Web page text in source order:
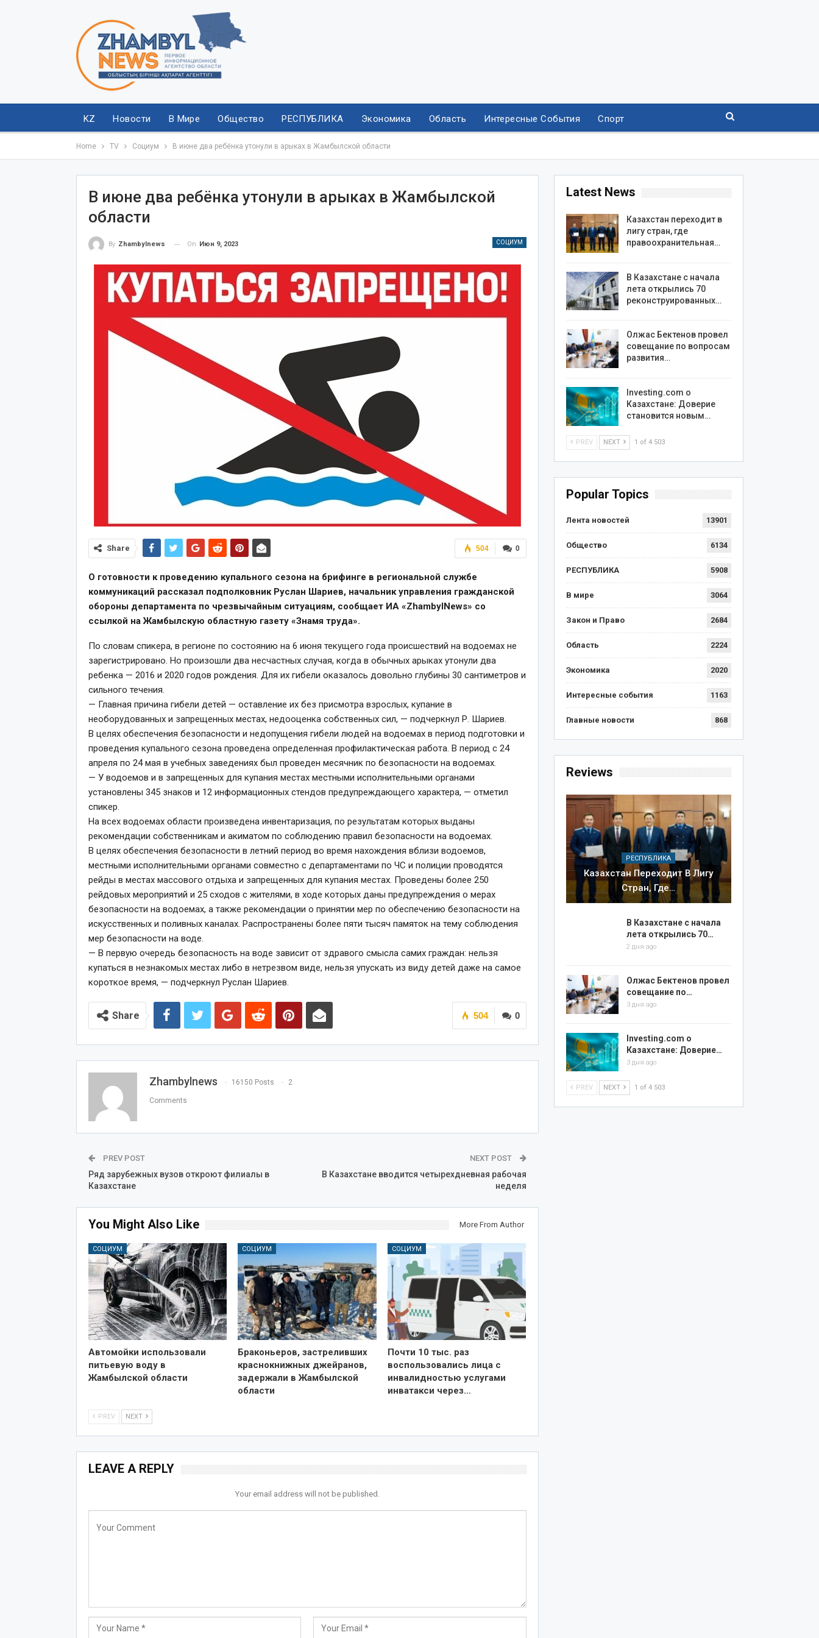
KZ Новости В Мире Общество РЕСПУБЛИКА Экономика Область Интересные События Спорт
Home TV Социум В июне два ребёнка утонули в арыках в Жамбылской области
В июне два ребёнка утонули в арыках в Жамбылской
области
СОЦИУМ
By Zhambylnews On Июн 9, 2023
0
504
Share
О готовности к проведению купального сезона на брифинге в региональной службе
коммуникаций рассказал подполковник Руслан Шариев, начальник управления гражданской
обороны департамента по чрезвычайным ситуациям, сообщает ИА «ZhambylNews» со
ссылкой на Жамбылскую областную газету «Знамя труда».
По словам спикера, в регионе по состоянию на 6 июня текущего года происшествий на водоемах не
зарегистрировано. Но произошли два несчастных случая, когда в обычных арыках утонули два
ребенка — 2016 и 2020 годов рождения. Для их гибели оказалось довольно глубины 30 сантиметров и
сильного течения.
— Главная причина гибели детей — оставление их без присмотра взрослых, купание в
необорудованных и запрещенных местах, недооценка собственных сил, — подчеркнул Р. Шариев.
В целях обеспечения безопасности и недопущения гибели людей на водоемах в период подготовки и
проведения купального сезона проведена определенная профилактическая работа. В период с 24
апреля по 24 мая в учебных заведениях был проведен месячник по безопасности на водоемах.
— У водоемов и в запрещенных для купания местах местными исполнительными органами
установлены 345 знаков и 12 информационных стендов предупреждающего характера, — отметил
спикер.
На всех водоемах области произведена инвентаризация, по результатам которых выданы
рекомендации собственникам и акиматом по соблюдению правил безопасности на водоемах.
В целях обеспечения безопасности в летний период во время нахождения вблизи водоемов,
местными исполнительными органами совместно с департаментами по ЧС и полиции проводятся
рейды в местах массового отдыха и запрещенных для купания местах. Проведены более 250
рейдовых мероприятий и 25 сходов с жителями, в ходе которых даны предупреждения о мерах
безопасности на водоемах, а также рекомендации о принятии мер по обеспечению безопасности на
искусственных и поливных каналах. Распространены более пяти тысяч памяток на тему соблюдения
мер безопасности на воде.
— В первую очередь безопасность на воде зависит от здравого смысла самих граждан: нельзя
купаться в незнакомых местах либо в нетрезвом виде, нельзя упускать из виду детей даже на самое
короткое время, — подчеркнул Руслан Шариев.
0
504
Share
Zhambylnews 16150 Posts 2
Comments
PREV POST
Ряд зарубежных вузов откроют филиалы в
Казахстане
NEXT POST
В Казахстане вводится четырехдневная рабочая
неделя
You Might Also Like More From Author
СОЦИУМ
Автомойки использовали
питьевую воду в
Жамбылской области
СОЦИУМ
Браконьеров, застреливших
краснокнижных джейранов,
задержали в Жамбылской
области
СОЦИУМ
Почти 10 тыс. раз
воспользовались лица с
инвалидностью услугами
инватакси через…
PREV NEXT
LEAVE A REPLY
Your email address will not be published.
Latest News
Казахстан переходит в
лигу стран, где
правоохранительная…
В Казахстане с начала
лета открылись 70
реконструированных…
Олжас Бектенов провел
совещание по вопросам
развития…
Investing.com о
Казахстане: Доверие
становится новым…
PREV NEXT 1 of 4 503
Popular Topics
Лента новостей 13901
Общество 6134
РЕСПУБЛИКА 5908
В мире 3064
Закон и Право 2684
Область 2224
Экономика 2020
Интересные события 1163
Главные новости 868
Reviews
РЕСПУБЛИКА
Казахстан Переходит В Лигу
Стран, Где…
В Казахстане с начала
лета открылись 70…
2 дня ago
Олжас Бектенов провел
совещание по…
3 дня ago
Investing.com о
Казахстане: Доверие…
3 дня ago
PREV NEXT 1 of 4 503